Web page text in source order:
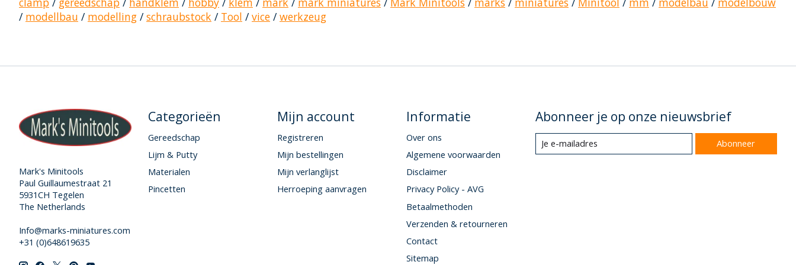
/ modellbau / modelling /schraubstock / Tool /vice /werkzeug
Mark's Minitools
Paul Guillaumestraat 21
5931CH Tegelen
The Netherlands
Info@marks-miniatures.com
+31 (0)648619635
Categorieën
Gereedschap
Lijm & Putty
Materialen
Pincetten
Mijn account
Registreren
Mijn bestellingen
Mijn verlanglijst
Herroeping aanvragen
Informatie
Over ons
Algemene voorwaarden
Disclaimer
Privacy Policy - AVG
Betaalmethoden
Verzenden & retourneren
Contact
Sitemap
Abonneer je op onze nieuwsbrief
Abonneer